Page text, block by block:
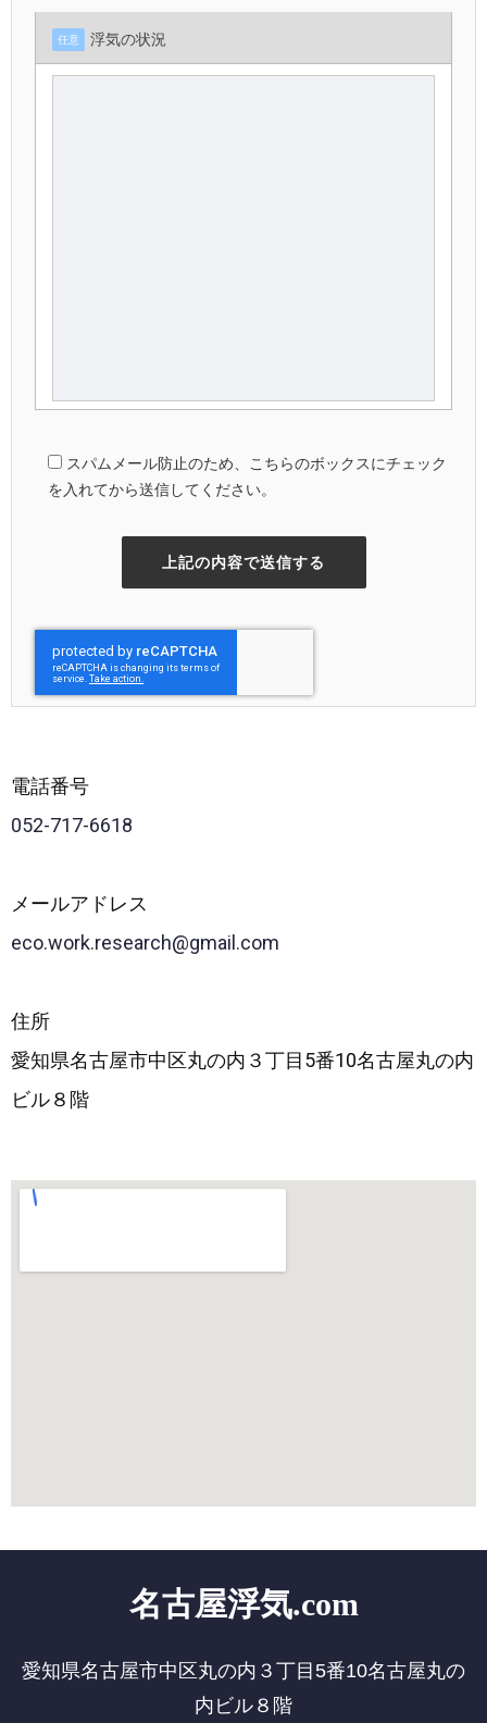
任意 浮気の状況
スパムメール防止のため、こちらのボックスにチェック
を入れてから送信してください。
電話番号
052-717-6618
メールアドレス
eco.work.research@gmail.com
住所
愛知県名古屋市中区丸の内３丁目5番10名古屋丸の内
ビル８階
名古屋浮気.com
愛知県名古屋市中区丸の内３丁目5番10名古屋丸の
内ビル８階